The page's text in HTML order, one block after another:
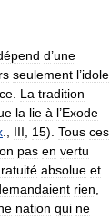
d’une
seulement l’idole
La tradition
la lie à l’Exode
III 15). Tous ces
pas en vertu
absolue et
rien
nation qui ne